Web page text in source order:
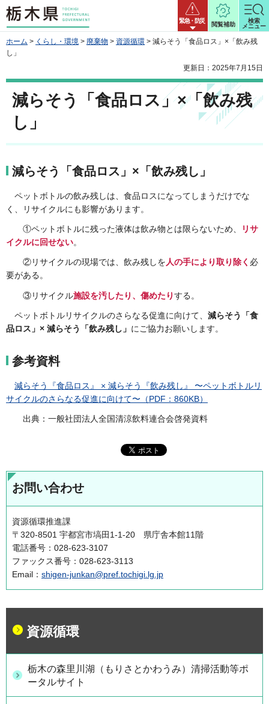
栃木県 緊急・防災
閲覧補助
検索
メニュー
ホーム > くらし・環境 > 廃棄物 > 資源循環 > 減らそう「食品ロス」×「飲み残
し」
更新日：2025年7月15日
減らそう「食品ロス」×「飲み残
し」
減らそう「食品ロス」×「飲み残し」
ペットボトルの飲み残しは、食品ロスになってしまうだけでな
く、リサイクルにも影響があります。
①ペットボトルに残った液体は飲み物とは限らないため、
リサ
イクルに回せない。
②リサイクルの現場では、飲み残しを人の手により取り除く 必
要がある。
③リサイクル施設を汚したり、傷めたりする。
ペットボトルリサイクルのさらなる促進に向けて、 減らそう「食
品ロス」× 減らそう「飲み残し」 にご協力お願いします。
参考資料
減らそう『食品ロス』 × 減らそう『飲み残し』 〜ペットボトルリ
サイクルのさらなる促進に向けて〜（PDF：860KB）
出典：一般社団法人全国清涼飲料連合会啓発資料
お問い合わせ
資源循環推進課
〒320-8501 宇都宮市塙田1-1-20 県庁舎本館11階
電話番号：028-623-3107
ファックス番号：028-623-3113
Email： shigen-junkan@pref.tochigi.lg.jp
資源循環
栃木の森里川湖（もりさとかわうみ）清掃活動等ポ
ータルサイト